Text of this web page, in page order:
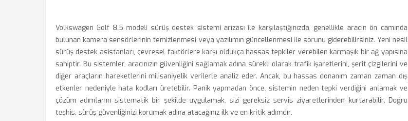
Volkswagen Golf 8.5 modeli sürüş destek sistemi arızası ile karşılaştığınızda, genellikle aracın ön camında
bulunan kamera sensörlerinin temizlenmesi veya yazılımın güncellenmesi ile sorunu giderebilirsiniz. Yeni nesil
sürüş destek asistanları, çevresel faktörlere karşı oldukça hassas tepkiler verebilen karmaşık bir ağ yapısına
sahiptir. Bu sistemler, aracınızın güvenliğini sağlamak adına sürekli olarak trafik işaretlerini, şerit çizgilerini ve
diğer araçların hareketlerini milisaniyelik verilerle analiz eder. Ancak, bu hassas donanım zaman zaman dış
etkenler nedeniyle hata kodları üretebilir. Panik yapmadan önce, sistemin neden tepki verdiğini anlamak ve
çözüm adımlarını sistematik bir şekilde uygulamak, sizi gereksiz servis ziyaretlerinden kurtarabilir. Doğru
teşhis, sürüş güvenliğinizi korumak adına atacağınız ilk ve en kritik adımdır.